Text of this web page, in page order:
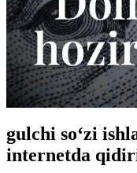
gulchi so‘zi
internetda